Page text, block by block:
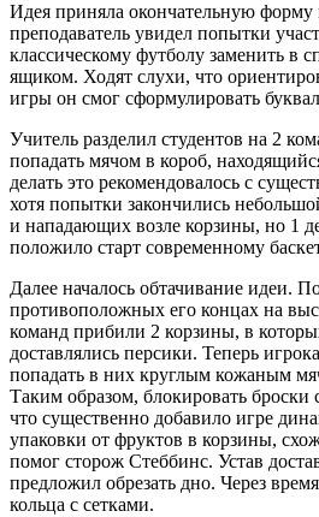
Идея приняла окончательную форму
преподаватель увидел попытки
классическому футболу заменить в
ящиком. Ходят слухи, что
игры он смог сформулировать
Учитель разделил студентов на 2
попадать мячом в короб,
делать это рекомендовалось с
хотя попытки закончились
и нападающих возле корзины, но 1
положило старт современному
Далее началось обтачивание идеи.
противоположных его концах на
команд прибили 2 корзины, в
доставлялись персики. Теперь
попадать в них круглым кожаным
Таким образом, блокировать броски
что существенно добавило игре
упаковки от фруктов в корзины,
помог сторож Стеббинс. Устав
предложил обрезать дно. Через
кольца с сетками.